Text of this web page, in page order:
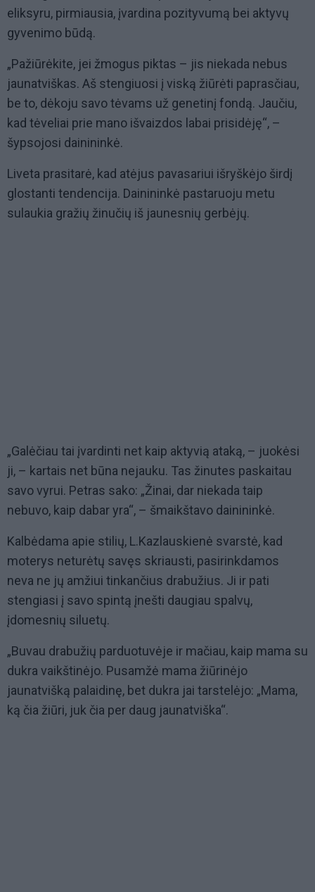
eliksyru, pirmiausia, įvardina pozityvumą bei aktyvų
gyvenimo būdą.
„Pažiūrėkite, jei žmogus piktas – jis niekada nebus
jaunatviškas. Aš stengiuosi į viską žiūrėti paprasčiau,
be to, dėkoju savo tėvams už genetinį fondą. Jaučiu,
kad tėveliai prie mano išvaizdos labai prisidėję“, –
šypsojosi dainininkė.
Liveta prasitarė, kad atėjus pavasariui išryškėjo širdį
glostanti tendencija. Dainininkė pastaruoju metu
sulaukia gražių žinučių iš jaunesnių gerbėjų.
„Galėčiau tai įvardinti net kaip aktyvią ataką, – juokėsi
ji, – kartais net būna nejauku. Tas žinutes paskaitau
savo vyrui. Petras sako: „Žinai, dar niekada taip
nebuvo, kaip dabar yra“, – šmaikštavo dainininkė.
Kalbėdama apie stilių, L.Kazlauskienė svarstė, kad
moterys neturėtų savęs skriausti, pasirinkdamos
neva ne jų amžiui tinkančius drabužius. Ji ir pati
stengiasi į savo spintą įnešti daugiau spalvų,
įdomesnių siluetų.
„Buvau drabužių parduotuvėje ir mačiau, kaip mama su
dukra vaikštinėjo. Pusamžė mama žiūrinėjo
jaunatvišką palaidinę, bet dukra jai tarstelėjo: „Mama,
ką čia žiūri, juk čia per daug jaunatviška“.